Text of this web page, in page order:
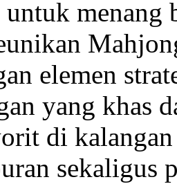
untuk
elemen
yang khas
di
sekaligus